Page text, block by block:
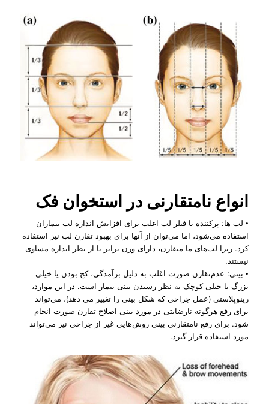
انواع نامتقارنی در استخوان فک
• لب ‌ها: پرکننده یا فیلر لب اغلب برای افزایش اندازه لب بیماران
استفاده می‌شود، اما می‌توان از آنها برای بهبود تقارن لب نیز استفاده
کرد. زیرا لب‌‌های ما متقارن، دارای وزن برابر یا از نظر اندازه مساوی
نیستند.
• بینی: عدم‌تقارن صورت اغلب به دلیل برآمدگی، کج بودن یا خیلی
بزرگ یا خیلی کوچک به نظر رسیدن بینی بیمار است. در این موارد،
رینوپلاستی (عمل جراحی که شکل بینی را تغییر می دهد)، می‌تواند
برای رفع هرگونه نارضایتی در مورد بینی اصلاح تقارن صورت انجام
شود. برای رفع نامتقارنی بینی روش‌هایی غیر از جراحی نیز می‌تواند
مورد استفاده قرار گیرد.